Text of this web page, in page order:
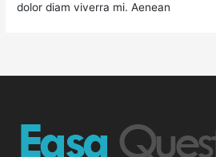
dolor diam viverra mi. Aenean